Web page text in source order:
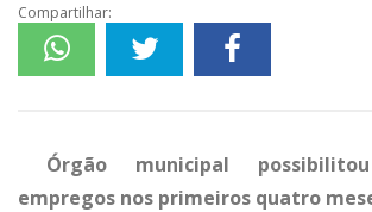
Compartilhar:
Órgão municipal
empregos nos primeiros quatro